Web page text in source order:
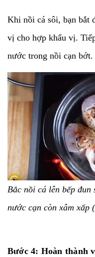
Khi nồi cá sôi, bạn bắt
vị cho hợp khẩu vị.
nước trong nồi cạn bớt.
Bắc nồi cá lên bếp
nước cạn còn xâm xấp
Bước 4: Hoàn thành